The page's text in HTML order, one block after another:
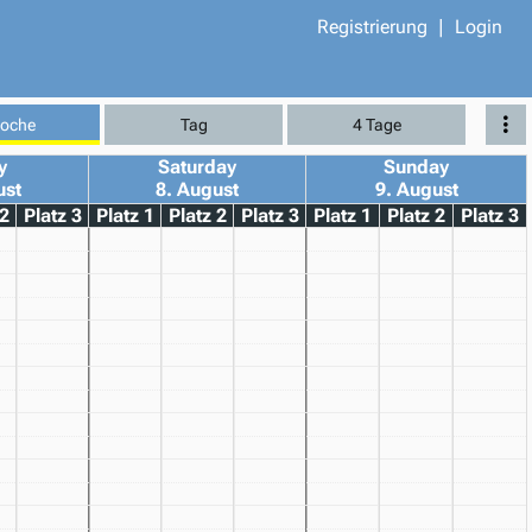
Registrierung Login
Tag 4 Tage
Saturday
8. August
Sunday
9. August
Platz 3 Platz 1 Platz 2 Platz 3 Platz 1 Platz 2 Platz 3